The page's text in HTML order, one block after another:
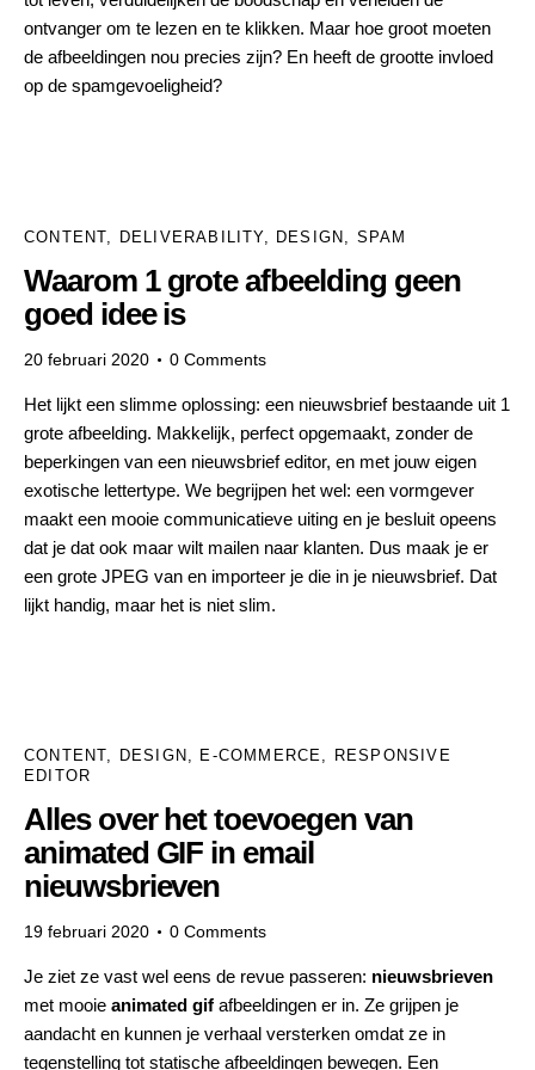
ontvanger om te lezen en te klikken. Maar hoe groot moeten
de afbeeldingen nou precies zijn? En heeft de grootte invloed
op de spamgevoeligheid?
CONTENT, DELIVERABILITY, DESIGN , SPAM
Waarom 1 grote afbeelding geen
goed idee is
20 februari 2020 0 Comments
Het lijkt een slimme oplossing: een nieuwsbrief bestaande uit 1
grote afbeelding. Makkelijk, perfect opgemaakt, zonder de
beperkingen van een nieuwsbrief editor, en met jouw eigen
exotische lettertype. We begrijpen het wel: een vormgever
maakt een mooie communicatieve uiting en je besluit opeens
dat je dat ook maar wilt mailen naar klanten. Dus maak je er
een grote JPEG van en importeer je die in je nieuwsbrief. Dat
lijkt handig, maar het is niet slim.
CONTENT DESIGN E-COMMERCE
RESPONSIVE
EDITOR
Alles over het toevoegen van
animated GIF in email
nieuwsbrieven
19 februari 2020 0 Comments
Je ziet ze vast wel eens de revue passeren: nieuwsbrieven
met mooie animated gif afbeeldingen er in. Ze grijpen je
aandacht en kunnen je verhaal versterken omdat ze in
tegenstelling tot statische afbeeldingen bewegen. Een